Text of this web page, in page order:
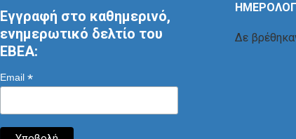
Εγγραφή στο καθημερινό,
ενημερωτικό δελτίο του
ΕΒΕΑ:
Email *
Δε